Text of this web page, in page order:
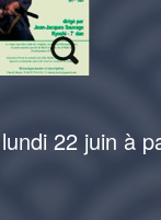
22 juin à